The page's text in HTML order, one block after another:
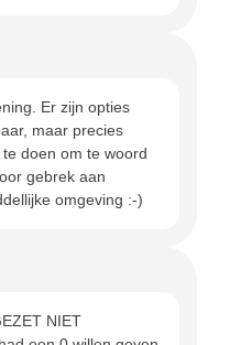
Er zijn opties
maar precies
doen om te woord
gebrek aan
omgeving :-)
NIET